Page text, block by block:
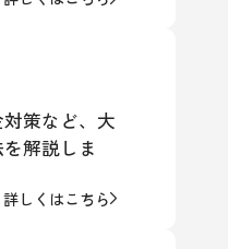
策など、大
解説しま
詳しくはこちら